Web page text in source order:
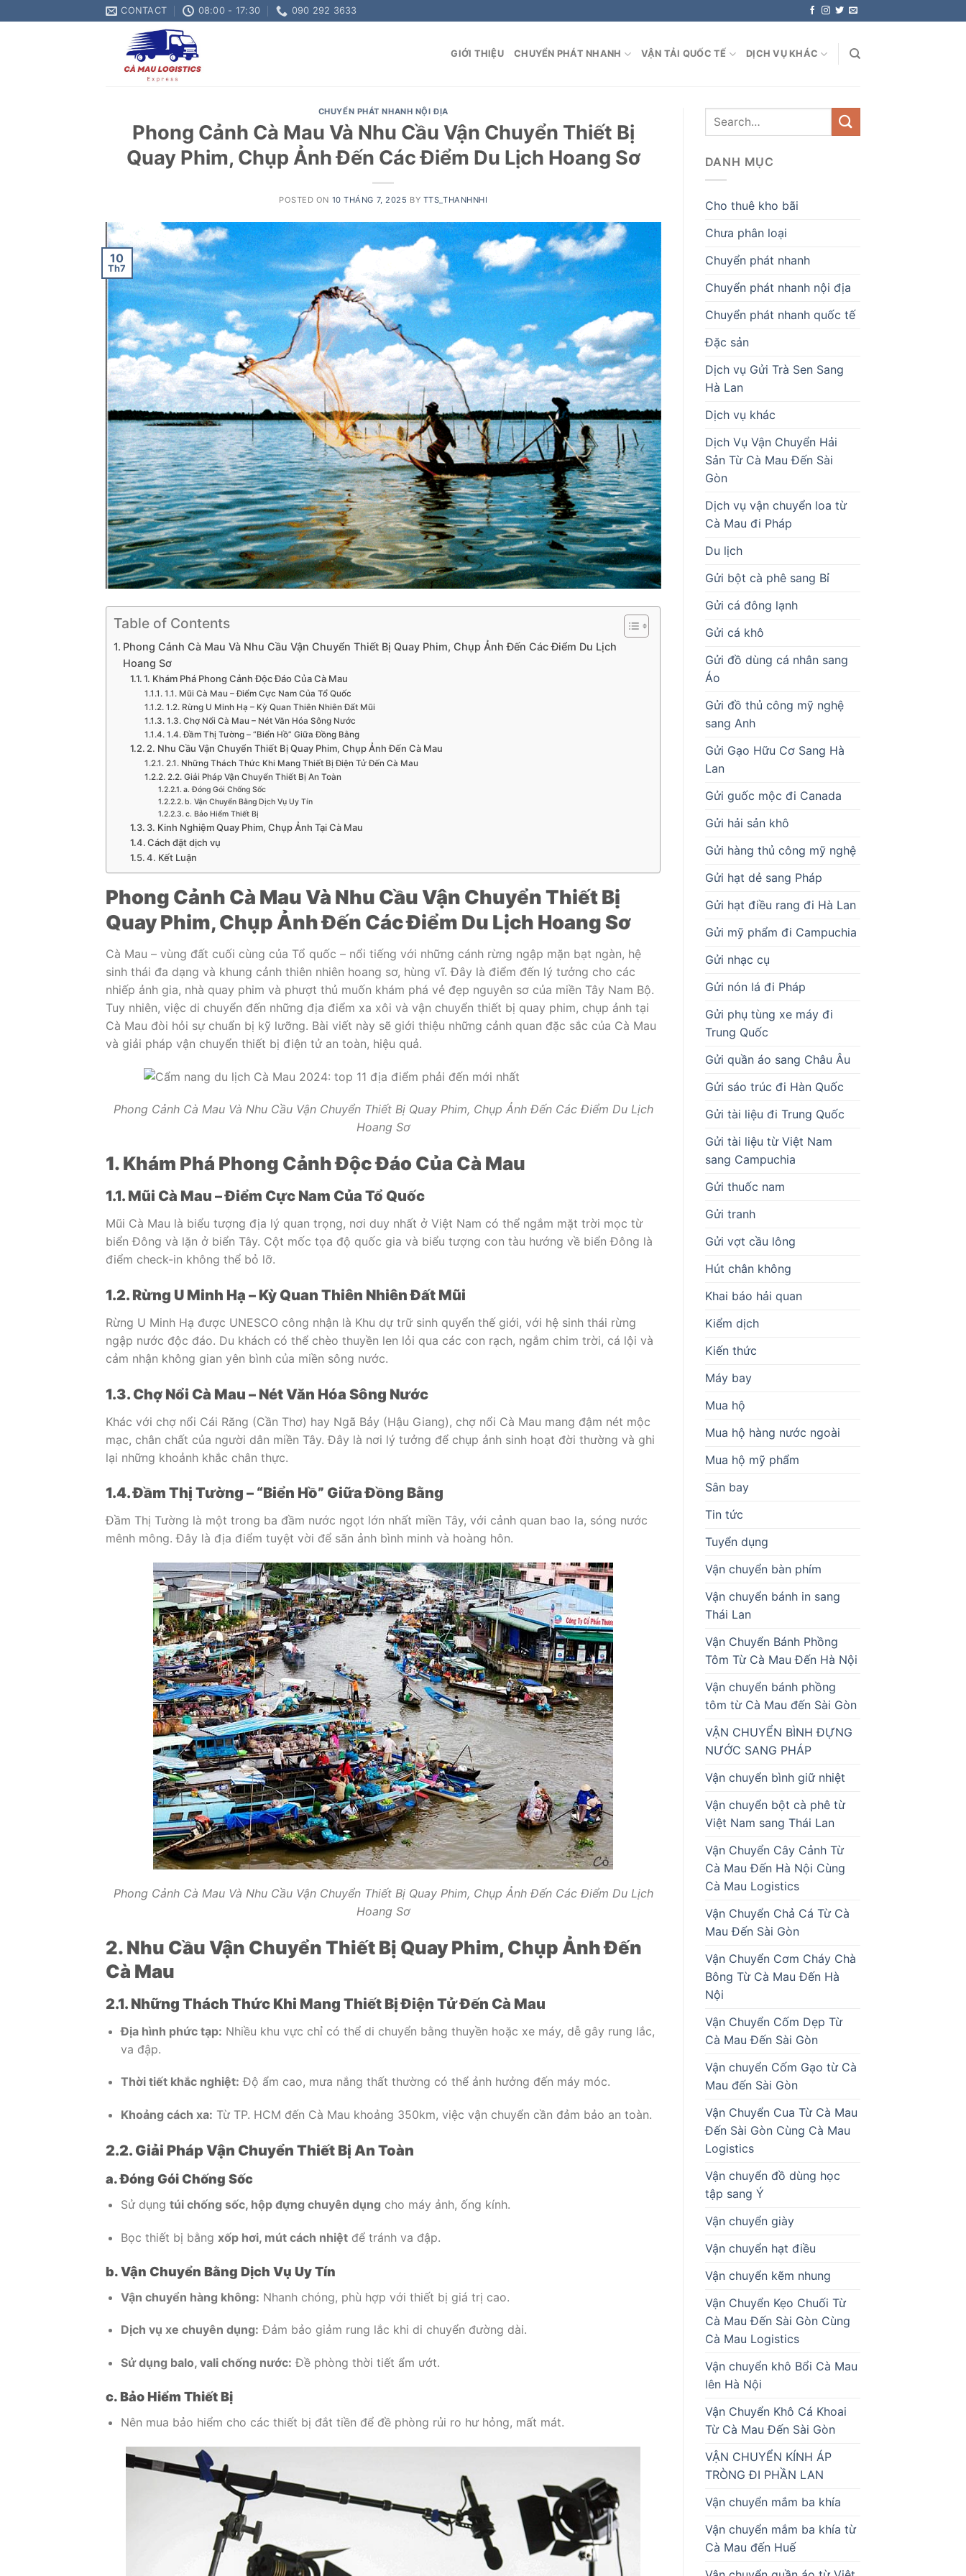
to
CONTACT 08:00 - 17:30 090 292 3633
GIỚI THIỆU CHUYỂN PHÁT NHANH VẬN TẢI QUỐC TẾ DỊCH VỤ KHÁC
CHUYỂN PHÁT NHANH NỘI ĐỊA
Phong Cảnh Cà Mau Và Nhu Cầu Vận Chuyển Thiết Bị
Quay Phim, Chụp Ảnh Đến Các Điểm Du Lịch Hoang Sơ
POSTED ON 10 THÁNG 7, 2025 BY TTS_THANHNHI
10
Th7
Table of Contents
Phong Cảnh Cà Mau Và Nhu Cầu Vận Chuyển Thiết Bị Quay Phim, Chụp Ảnh Đến Các Điểm Du Lịch
Hoang Sơ
1. Khám Phá Phong Cảnh Độc Đáo Của Cà Mau
1.1. Mũi Cà Mau – Điểm Cực Nam Của Tổ Quốc
1.2. Rừng U Minh Hạ – Kỳ Quan Thiên Nhiên Đất Mũi
1.3. Chợ Nổi Cà Mau – Nét Văn Hóa Sông Nước
1.4. Đầm Thị Tường – “Biển Hồ” Giữa Đồng Bằng
2. Nhu Cầu Vận Chuyển Thiết Bị Quay Phim, Chụp Ảnh Đến Cà Mau
2.1. Những Thách Thức Khi Mang Thiết Bị Điện Tử Đến Cà Mau
2.2. Giải Pháp Vận Chuyển Thiết Bị An Toàn
a. Đóng Gói Chống Sốc
b. Vận Chuyển Bằng Dịch Vụ Uy Tín
c. Bảo Hiểm Thiết Bị
3. Kinh Nghiệm Quay Phim, Chụp Ảnh Tại Cà Mau
Cách đặt dịch vụ
4. Kết Luận
Phong Cảnh Cà Mau Và Nhu Cầu Vận Chuyển Thiết Bị
Quay Phim, Chụp Ảnh Đến Các Điểm Du Lịch Hoang Sơ
Cà Mau – vùng đất cuối cùng của Tổ quốc – nổi tiếng với những cánh rừng ngập mặn bạt ngàn, hệ
sinh thái đa dạng và khung cảnh thiên nhiên hoang sơ, hùng vĩ. Đây là điểm đến lý tưởng cho các
nhiếp ảnh gia, nhà quay phim và phượt thủ muốn khám phá vẻ đẹp nguyên sơ của miền Tây Nam Bộ.
Tuy nhiên, việc di chuyển đến những địa điểm xa xôi và vận chuyển thiết bị quay phim, chụp ảnh tại
Cà Mau đòi hỏi sự chuẩn bị kỹ lưỡng. Bài viết này sẽ giới thiệu những cảnh quan đặc sắc của Cà Mau
và giải pháp vận chuyển thiết bị điện tử an toàn, hiệu quả.
Phong Cảnh Cà Mau Và Nhu Cầu Vận Chuyển Thiết Bị Quay Phim, Chụp Ảnh Đến Các Điểm Du Lịch
Hoang Sơ
1. Khám Phá Phong Cảnh Độc Đáo Của Cà Mau
1.1. Mũi Cà Mau – Điểm Cực Nam Của Tổ Quốc
Mũi Cà Mau là biểu tượng địa lý quan trọng, nơi duy nhất ở Việt Nam có thể ngắm mặt trời mọc từ
biển Đông và lặn ở biển Tây. Cột mốc tọa độ quốc gia và biểu tượng con tàu hướng về biển Đông là
điểm check-in không thể bỏ lỡ.
1.2. Rừng U Minh Hạ – Kỳ Quan Thiên Nhiên Đất Mũi
Rừng U Minh Hạ được UNESCO công nhận là Khu dự trữ sinh quyển thế giới, với hệ sinh thái rừng
ngập nước độc đáo. Du khách có thể chèo thuyền len lỏi qua các con rạch, ngắm chim trời, cá lội và
cảm nhận không gian yên bình của miền sông nước.
1.3. Chợ Nổi Cà Mau – Nét Văn Hóa Sông Nước
Khác với chợ nổi Cái Răng (Cần Thơ) hay Ngã Bảy (Hậu Giang), chợ nổi Cà Mau mang đậm nét mộc
mạc, chân chất của người dân miền Tây. Đây là nơi lý tưởng để chụp ảnh sinh hoạt đời thường và ghi
lại những khoảnh khắc chân thực.
1.4. Đầm Thị Tường – “Biển Hồ” Giữa Đồng Bằng
Đầm Thị Tường là một trong ba đầm nước ngọt lớn nhất miền Tây, với cảnh quan bao la, sóng nước
mênh mông. Đây là địa điểm tuyệt vời để săn ảnh bình minh và hoàng hôn.
Phong Cảnh Cà Mau Và Nhu Cầu Vận Chuyển Thiết Bị Quay Phim, Chụp Ảnh Đến Các Điểm Du Lịch
Hoang Sơ
2. Nhu Cầu Vận Chuyển Thiết Bị Quay Phim, Chụp Ảnh Đến
Cà Mau
2.1. Những Thách Thức Khi Mang Thiết Bị Điện Tử Đến Cà Mau
Địa hình phức tạp: Nhiều khu vực chỉ có thể di chuyển bằng thuyền hoặc xe máy, dễ gây rung lắc,
va đập.
Thời tiết khắc nghiệt: Độ ẩm cao, mưa nắng thất thường có thể ảnh hưởng đến máy móc.
Khoảng cách xa: Từ TP. HCM đến Cà Mau khoảng 350km, việc vận chuyển cần đảm bảo an toàn.
2.2. Giải Pháp Vận Chuyển Thiết Bị An Toàn
a. Đóng Gói Chống Sốc
Sử dụng túi chống sốc, hộp đựng chuyên dụng cho máy ảnh, ống kính.
Bọc thiết bị bằng xốp hơi, mút cách nhiệtđể tránh va đập.
b. Vận Chuyển Bằng Dịch Vụ Uy Tín
Vận chuyển hàng không: Nhanh chóng, phù hợp với thiết bị giá trị cao.
Dịch vụ xe chuyên dụng: Đảm bảo giảm rung lắc khi di chuyển đường dài.
Sử dụng balo, vali chống nước: Đề phòng thời tiết ẩm ướt.
c. Bảo Hiểm Thiết Bị
Nên mua bảo hiểm cho các thiết bị đắt tiền để đề phòng rủi ro hư hỏng, mất mát.
DANH MỤC
Cho thuê kho bãi
Chưa phân loại
Chuyển phát nhanh
Chuyển phát nhanh nội địa
Chuyển phát nhanh quốc tế
Đặc sản
Dịch vụ Gửi Trà Sen Sang
Hà Lan
Dịch vụ khác
Dịch Vụ Vận Chuyển Hải
Sản Từ Cà Mau Đến Sài
Gòn
Dịch vụ vận chuyển loa từ
Cà Mau đi Pháp
Du lịch
Gửi bột cà phê sang Bỉ
Gửi cá đông lạnh
Gửi cá khô
Gửi đồ dùng cá nhân sang
Áo
Gửi đồ thủ công mỹ nghệ
sang Anh
Gửi Gạo Hữu Cơ Sang Hà
Lan
Gửi guốc mộc đi Canada
Gửi hải sản khô
Gửi hàng thủ công mỹ nghệ
Gửi hạt dẻ sang Pháp
Gửi hạt điều rang đi Hà Lan
Gửi mỹ phẩm đi Campuchia
Gửi nhạc cụ
Gửi nón lá đi Pháp
Gửi phụ tùng xe máy đi
Trung Quốc
Gửi quần áo sang Châu Âu
Gửi sáo trúc đi Hàn Quốc
Gửi tài liệu đi Trung Quốc
Gửi tài liệu từ Việt Nam
sang Campuchia
Gửi thuốc nam
Gửi tranh
Gửi vợt cầu lông
Hút chân không
Khai báo hải quan
Kiểm dịch
Kiến thức
Máy bay
Mua hộ
Mua hộ hàng nước ngoài
Mua hộ mỹ phẩm
Sân bay
Tin tức
Tuyển dụng
Vận chuyển bàn phím
Vận chuyển bánh in sang
Thái Lan
Vận Chuyển Bánh Phồng
Tôm Từ Cà Mau Đến Hà Nội
Vận chuyển bánh phồng
tôm từ Cà Mau đến Sài Gòn
VẬN CHUYỂN BÌNH ĐỰNG
NƯỚC SANG PHÁP
Vận chuyển bình giữ nhiệt
Vận chuyển bột cà phê từ
Việt Nam sang Thái Lan
Vận Chuyển Cây Cảnh Từ
Cà Mau Đến Hà Nội Cùng
Cà Mau Logistics
Vận Chuyển Chả Cá Từ Cà
Mau Đến Sài Gòn
Vận Chuyển Cơm Cháy Chà
Bông Từ Cà Mau Đến Hà
Nội
Vận Chuyển Cốm Dẹp Từ
Cà Mau Đến Sài Gòn
Vận chuyển Cốm Gạo từ Cà
Mau đến Sài Gòn
Vận Chuyển Cua Từ Cà Mau
Đến Sài Gòn Cùng Cà Mau
Logistics
Vận chuyển đồ dùng học
tập sang Ý
Vận chuyển giày
Vận chuyển hạt điều
Vận chuyển kẽm nhung
Vận Chuyển Kẹo Chuối Từ
Cà Mau Đến Sài Gòn Cùng
Cà Mau Logistics
Vận chuyển khô Bổi Cà Mau
lên Hà Nội
Vận Chuyển Khô Cá Khoai
Từ Cà Mau Đến Sài Gòn
VẬN CHUYỂN KÍNH ÁP
TRÒNG ĐI PHẦN LAN
Vận chuyển mắm ba khía
Vận chuyển mắm ba khía từ
Cà Mau đến Huế